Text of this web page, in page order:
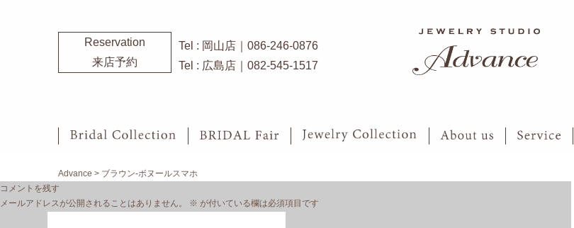
Reservation
来店予約
Tel : 岡山店｜086-246-0876
Tel : 広島店｜082-545-1517
Advance > ブラウン-ボヌールスマホ
コメントを残す
メールアドレスが公開されることはありません。
※ が付いている欄は必須項目です